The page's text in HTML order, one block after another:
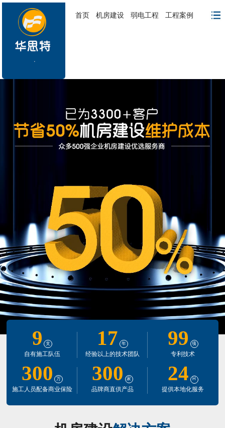
首页 机房建设 弱电工程 工程案例
9 支
自有施工队伍
17 年
经验以上的技术团队
99 项
专利技术
300 万
施工人员配备商业保险
300 家
品牌商直供产品
24 H
提供本地化服务